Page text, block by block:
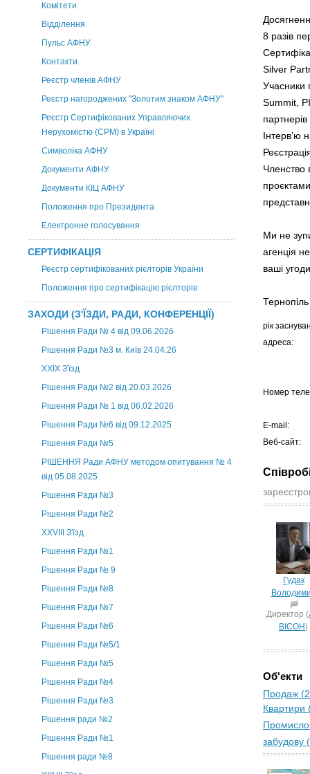
Комітети
Відділення
Пульс АФНУ
Контакти
Реєстр членів АФНУ
Реєстр нагороджених "Золотим знаком АФНУ"
Реєстр Сертифікованих Управляючих
Нерухомістю (CPM) в Україні
Символіка АФНУ
Документи АФНУ
Документи КІЦ АФНУ
Положення про Президента
Електронне голосування
СЕРТИФІКАЦІЯ
Реєстр сертифікованих рієлторів України
Положення про сертифікацію рієлторів
ЗАХОДИ (З'ЇЗДИ, РАДИ, КОНФЕРЕНЦІЇ)
Рішення Ради № 4 від 09.06.2026
Рішення Ради №3 м. Київ 24.04.26
XXІХ З'їзд
Рішення Ради №2 від 20.03.2026
Рішення Ради № 1 від 06.02.2026
Рішення Ради №6 від 09.12.2025
Рішення Ради №5
РІШЕННЯ Ради АФНУ методом опитування № 4
від 05.08.2025
Рішення Ради №3
Рішення Ради №2
XXVIII З'їзд
Рішення Ради №1
Рішення Ради № 9
Рішення Ради №8
Рішення Ради №7
Рішення Ради №6
Рішення Ради №5/1
Рішення Ради №5
Рішення Ради №4
Рішення Ради №3
Рішення ради №2
Рішення Ради №1
Рішення ради №8
8 разів
Silver
Учасники
Summit,
партнерів
Інтерв’ю
Членство
Ми не
агенція
ваші
рік
адреса:
Номер
E-mail:
Веб-сайт:
Гудак
Директор (
ВІСОН)
Об'екти
Продаж
Квартири
забудову